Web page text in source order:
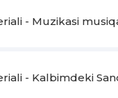
- Muzikasi
- Kalbimdeki